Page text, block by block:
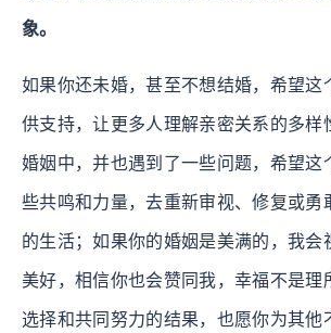
象。
如果你还未婚，甚至不想结婚，希望这
供支持，让更多人理解亲密关系的多样
婚姻中，并也遇到了一些问题，希望这
些共鸣和力量，去重新审视、修复或勇
的生活；如果你的婚姻是美满的，我会
美好，相信你也会赞同我，幸福不是理
选择和共同努力的结果，也愿你为其他